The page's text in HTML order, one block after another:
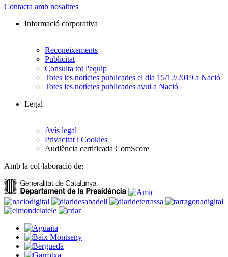
Contacta amb nosaltres
Informació corporativa
Reconeixements
Publicitat
Consulta tot l'equip
Totes les notícies publicades el dia 15/12/2019 a Nació
Totes les notícies publicades avui a Nació
Legal
Avís legal
Privacitat i Cookies
Audiència certificada ComScore
Amb la col·laboració de: